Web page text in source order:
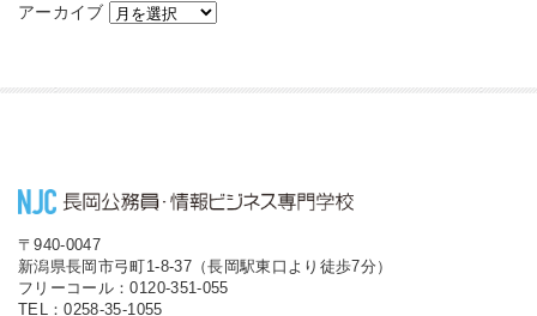
アーカイブ
〒940-0047
新潟県長岡市弓町1-8-37（長岡駅東口より徒歩7分）
フリーコール：0120-351-055
TEL：0258-35-1055